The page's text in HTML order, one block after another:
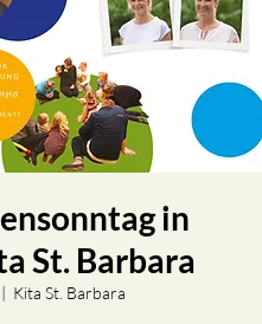
in
St. Barbara
Kita St. Barbara